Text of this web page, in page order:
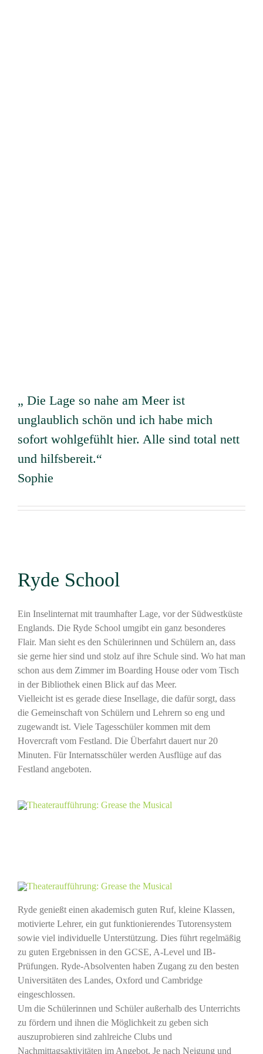
„ Die Lage so nahe am Meer ist
unglaublich schön und ich habe mich
sofort wohlgefühlt hier. Alle sind total nett
und hilfsbereit.“
Sophie
Ryde School
Ein Inselinternat mit traumhafter Lage, vor der Südwestküste
Englands. Die Ryde School umgibt ein ganz besonderes
Flair. Man sieht es den Schülerinnen und Schülern an, dass
sie gerne hier sind und stolz auf ihre Schule sind. Wo hat man
schon aus dem Zimmer im Boarding House oder vom Tisch
in der Bibliothek einen Blick auf das Meer.
Vielleicht ist es gerade diese Insellage, die dafür sorgt, dass
die Gemeinschaft von Schülern und Lehrern so eng und
zugewandt ist. Viele Tagesschüler kommen mit dem
Hovercraft vom Festland. Die Überfahrt dauert nur 20
Minuten. Für Internatsschüler werden Ausflüge auf das
Festland angeboten.
Ryde genießt einen akademisch guten Ruf, kleine Klassen,
motivierte Lehrer, ein gut funktionierendes Tutorensystem
sowie viel individuelle Unterstützung. Dies führt regelmäßig
zu guten Ergebnissen in den GCSE, A-Level und IB-
Prüfungen. Ryde-Absolventen haben Zugang zu den besten
Universitäten des Landes, Oxford und Cambridge
eingeschlossen.
Um die Schülerinnen und Schüler außerhalb des Unterrichts
zu fördern und ihnen die Möglichkeit zu geben sich
auszuprobieren sind zahlreiche Clubs und
Nachmittagsaktivitäten im Angebot. Je nach Neigung und